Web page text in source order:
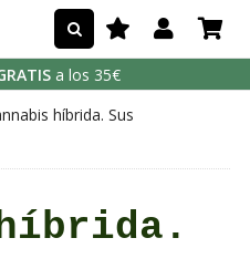
a los 35€
híbrida. Sus